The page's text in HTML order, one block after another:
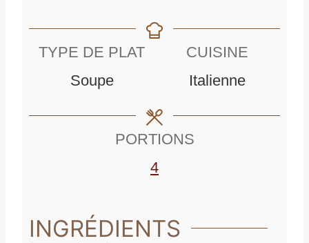
u
s
TYPE DE PLAT
Soupe
CUISINE
Italienne
PORTIONS
4
INGRÉDIENTS